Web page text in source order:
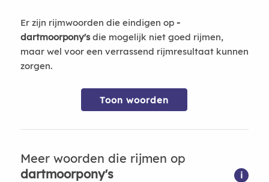
Er zijn rijmwoorden die eindigen op -
dartmoorpony'sdie mogelijk niet goed rijmen,
maar wel voor een verrassend rijmresultaat kunnen
zorgen.
Toon woorden
Meer woorden die rijmen op
dartmoorpony's
i